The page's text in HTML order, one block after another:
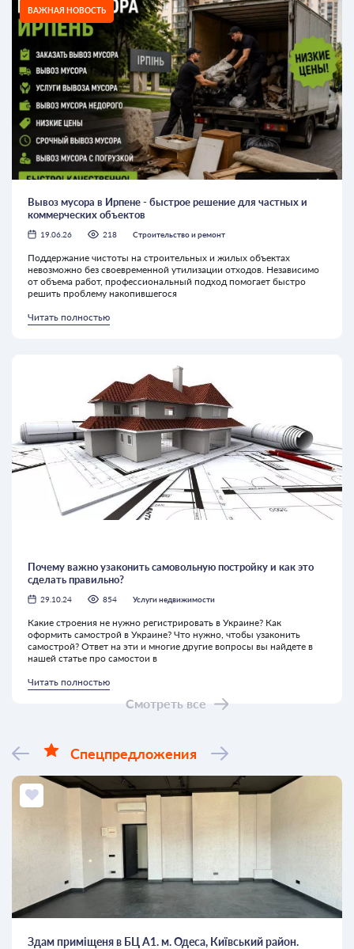
Смотреть все
ВАЖНАЯ НОВОСТЬ
Вывоз мусора в Ирпене - быстрое решение для частных и
коммерческих объектов
19.06.26 218 Строительство и ремонт
Поддержание чистоты на строительных и жилых объектах
невозможно без своевременной утилизации отходов. Независимо
от объема работ, профессиональный подход помогает быстро
решить проблему накопившегося
Читать полностью
Почему важно узаконить самовольную постройку и как это
сделать правильно?
29.10.24 854 Услуги недвижимости
Какие строения не нужно регистрировать в Украине? Как
оформить самострой в Украине? Что нужно, чтобы узаконить
самострой? Ответ на эти и многие другие вопросы вы найдете в
нашей статье про самостои в
Читать полностью
Спецпредложения
Здам приміщеня в БЦ А1. м. Одеса, Київський район.